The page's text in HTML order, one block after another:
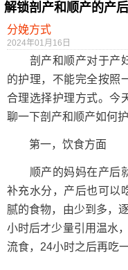
解锁剖产和顺产的产
分娩方式
2024年01月16日
剖产和顺产对于产妇
的护理，不能完全按照
合理选择护理方式。今
聊一下剖产和顺产如何护
第一，饮食方面
顺产的妈妈在产后就
补充水分，产后也可以
腻的食物，由少到多，
小时后才少量引用温水
流食，24小时之后再吃